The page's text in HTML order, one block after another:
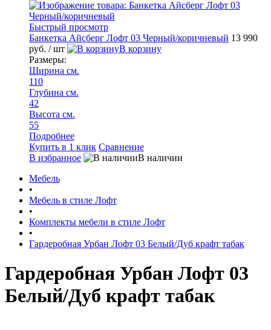
Быстрый просмотр
Банкетка Айсберг Лофт 03 Черный/коричневый 13 990
руб. / шт
В корзину
Размеры:
Ширина см.
110
Глубина см.
42
Высота см.
55
Подробнее
Купить в 1 клик Сравнение
В избранное
В наличии
Мебель
•
Мебель в стиле Лофт
•
Комплекты мебели в стиле Лофт
•
Гардеробная Урбан Лофт 03 Белый/Дуб крафт табак
Гардеробная Урбан Лофт 03
Белый/Дуб крафт табак